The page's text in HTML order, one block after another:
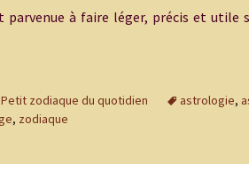
à faire léger, précis et utile
Petit zodiaque du quotidien astrologie,
, zodiaque